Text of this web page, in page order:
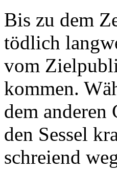
Bis zu dem
tödlich
vom
kommen.
dem anderen
den Sessel
schreiend